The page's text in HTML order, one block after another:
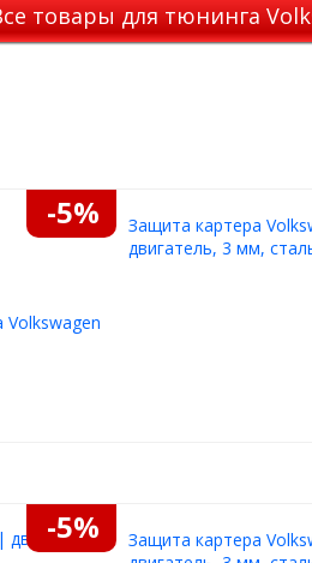
предметов и даже животных.
товары для тюнинга
-5%
Защита картера
двигатель, 3 мм,
-5%
Защита картера